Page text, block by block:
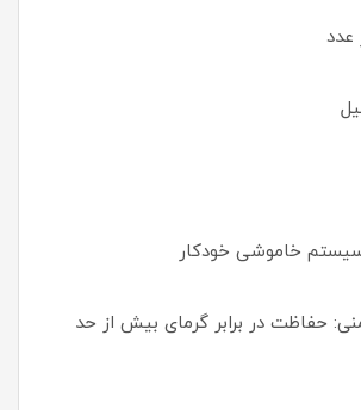
عدد
خاموشی خودکار
حفاظت در برابر گرمای بیش از حد